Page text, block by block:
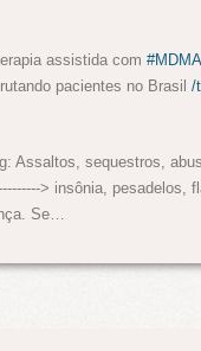
assistida com #MDMA
pacientes no Brasil /
Assaltos, sequestros,
> insônia, pesadelos,
Se…